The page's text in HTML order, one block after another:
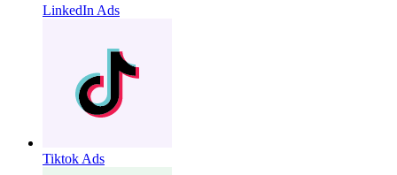
LinkedIn Ads
Tiktok Ads